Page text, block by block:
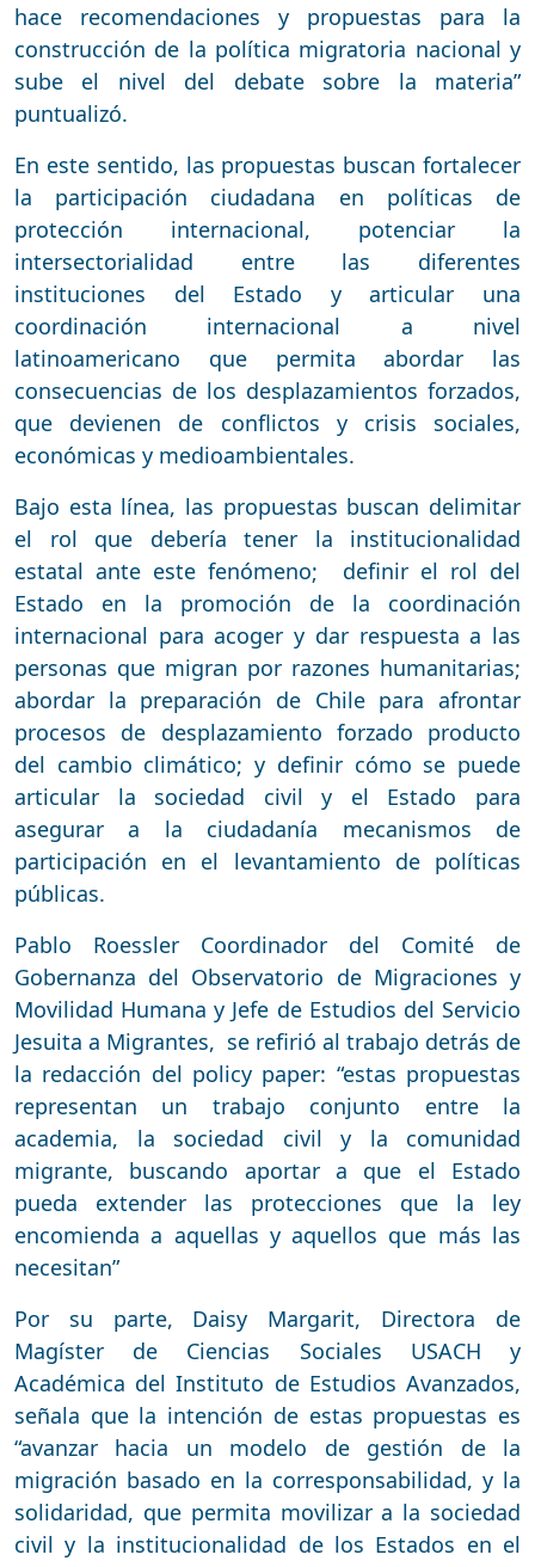
hace recomendaciones y propuestas para la
construcción de la política migratoria nacional y
sube el nivel del debate sobre la materia”
puntualizó.
En este sentido, las propuestas buscan fortalecer
la participación ciudadana en políticas de
protección internacional, potenciar la
intersectorialidad entre las diferentes
instituciones del Estado y articular una
coordinación internacional a nivel
latinoamericano que permita abordar las
consecuencias de los desplazamientos forzados,
que devienen de conflictos y crisis sociales,
económicas y medioambientales.
Bajo esta línea, las propuestas buscan delimitar
el rol que debería tener la institucionalidad
estatal ante este fenómeno; definir el rol del
Estado en la promoción de la coordinación
internacional para acoger y dar respuesta a las
personas que migran por razones humanitarias;
abordar la preparación de Chile para afrontar
procesos de desplazamiento forzado producto
del cambio climático; y definir cómo se puede
articular la sociedad civil y el Estado para
asegurar a la ciudadanía mecanismos de
participación en el levantamiento de políticas
públicas.
Pablo Roessler Coordinador del Comité de
Gobernanza del Observatorio de Migraciones y
Movilidad Humana y Jefe de Estudios del Servicio
Jesuita a Migrantes, se refirió al trabajo detrás de
la redacción del policy paper: “estas propuestas
representan un trabajo conjunto entre la
academia, la sociedad civil y la comunidad
migrante, buscando aportar a que el Estado
pueda extender las protecciones que la ley
encomienda a aquellas y aquellos que más las
necesitan”
Por su parte, Daisy Margarit, Directora de
Magíster de Ciencias Sociales USACH y
Académica del Instituto de Estudios Avanzados,
señala que la intención de estas propuestas es
“avanzar hacia un modelo de gestión de la
migración basado en la corresponsabilidad, y la
solidaridad, que permita movilizar a la sociedad
civil y la institucionalidad de los Estados en el